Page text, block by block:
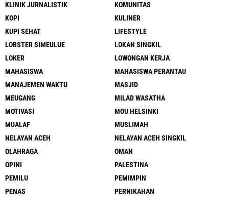
KLINIK JURNALISTIK
KOMUNITAS
KOPI
KULINER
KUPI SEHAT
LIFESTYLE
LOBSTER SIMEULUE
LOKAN SINGKIL
LOKER
LOWONGAN KERJA
MAHASISWA
MAHASISWA PERANTAU
MANAJEMEN WAKTU
MASJID
MEUGANG
MILAD WASATHA
MOTIVASI
MOU HELSINKI
MUALAF
MUSLIMAH
NELAYAN ACEH
NELAYAN ACEH SINGKIL
OLAHRAGA
OMAN
OPINI
PALESTINA
PEMILU
PEMIMPIN
PENAS
PERNIKAHAN